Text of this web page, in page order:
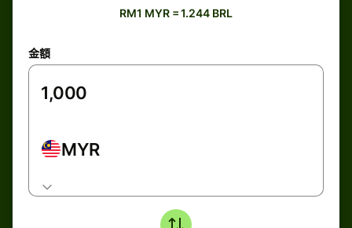
RM1 MYR = 1.244 BRL
金額
MYR